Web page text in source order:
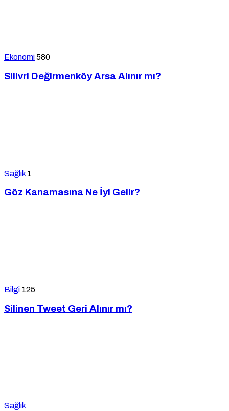
Ekonomi580
Silivri Değirmenköy Arsa Alınır mı?
Sağlık 1
Göz Kanamasına Ne İyi Gelir?
Bilgi 125
Silinen Tweet Geri Alınır mı?
Sağlık